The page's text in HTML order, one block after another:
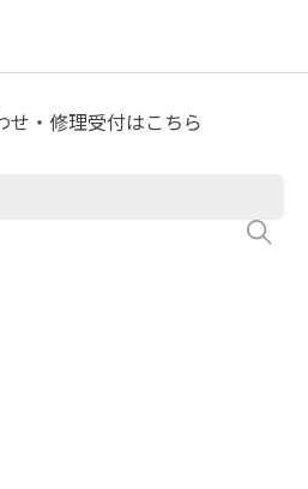
せ・修理受付はこちら
Strip